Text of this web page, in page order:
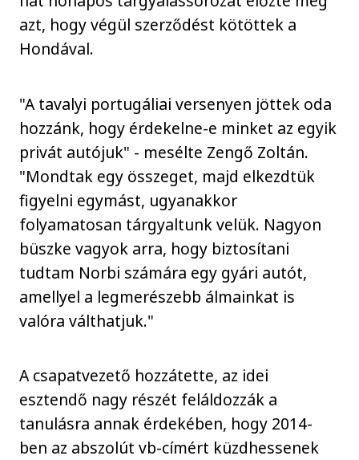
azt, hogy végül szerződést kötöttek a
Hondával.
"A tavalyi portugáliai versenyen jöttek oda
hozzánk, hogy érdekelne-e minket az egyik
privát autójuk" - mesélte Zengő Zoltán.
"Mondtak egy összeget, majd elkezdtük
figyelni egymást, ugyanakkor
folyamatosan tárgyaltunk velük. Nagyon
büszke vagyok arra, hogy biztosítani
tudtam Norbi számára egy gyári autót,
amellyel a legmerészebb álmainkat is
valóra válthatjuk."
A csapatvezető hozzátette, az idei
esztendő nagy részét feláldozzák a
tanulásra annak érdekében, hogy 2014-
ben az abszolút vb-címért küzdhessenek